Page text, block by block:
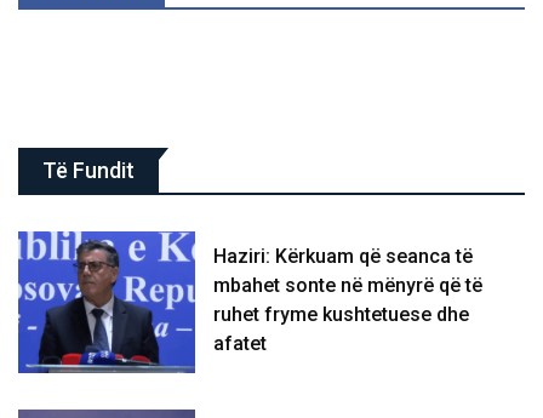
Të Fundit
Haziri: Kërkuam që seanca të
mbahet sonte në mënyrë që të
ruhet fryme kushtetuese dhe
afatet